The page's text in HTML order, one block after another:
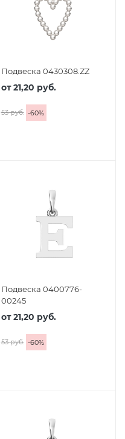
Подвеска 0430308.ZZ
от21,20 руб.
53 руб. -60%
Подвеска 0400776-
00245
от21,20 руб.
53 руб. -60%